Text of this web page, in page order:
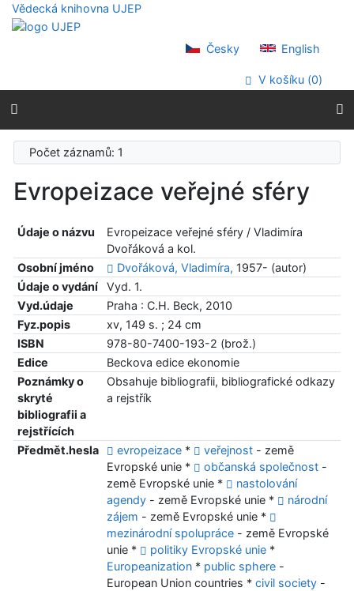
Přejít na obsah
Přejít na menu
Prohlášení o webové přístupnosti
Vědecká knihovna UJEP
Česky English
V košíku (0)
Počet záznamů: 1
Evropeizace veřejné sféry
Údaje o názvu
Evropeizace veřejné sféry / Vladimíra
Dvořáková a kol.
Osobní jméno
Dvořáková, Vladimíra, 1957- (autor)
Údaje o vydání
Vyd. 1.
Vyd.údaje
Praha : C.H. Beck, 2010
Fyz.popis
xv, 149 s. ; 24 cm
ISBN
978-80-7400-193-2 (brož.)
Edice
Beckova edice ekonomie
Poznámky o
skryté
bibliografii a
rejstřících
Obsahuje bibliografii, bibliografické odkazy
a rejstřík
Předmět.hesla evropeizace * veřejnost - země
Evropské unie *
občanská společnost -
země Evropské unie *
nastolování
agendy - země Evropské unie *
národní
zájem - země Evropské unie *
mezinárodní spolupráce - země Evropské
unie *
politiky Evropské unie *
Europeanization * public sphere -
European Union countries * civil society -